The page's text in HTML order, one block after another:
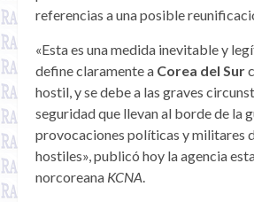
referencias a una posible
«Esta es una medida inevitable y
define claramente a Corea del Sur
hostil, y se debe a las graves
seguridad que llevan al borde de la
provocaciones políticas y militares
hostiles», publicó hoy la agencia
norcoreana KCNA.